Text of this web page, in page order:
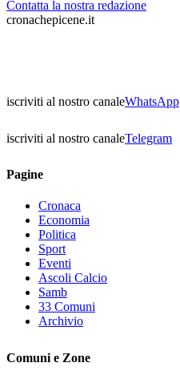
Contatta la nostra redazione
cronachepicene.it
iscriviti al nostro canaleWhatsApp
iscriviti al nostro canaleTelegram
Pagine
Cronaca
Economia
Politica
Sport
Eventi
Ascoli Calcio
Samb
33 Comuni
Archivio
Comuni e Zone